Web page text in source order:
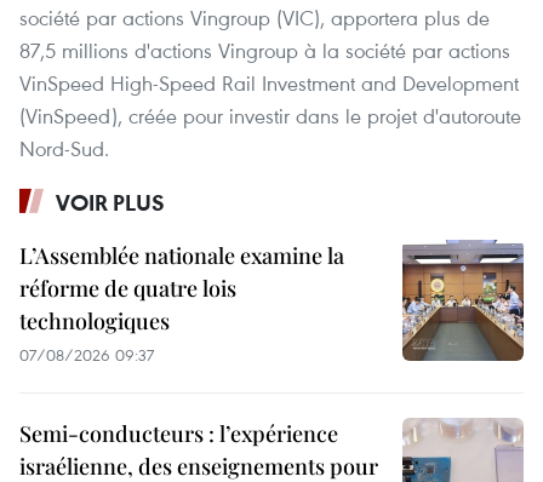
société par actions Vingroup (VIC), apportera plus de
87,5 millions d'actions Vingroup à la société par actions
VinSpeed High-Speed Rail Investment and Development
(VinSpeed), créée pour investir dans le projet d'autoroute
Nord-Sud.
VOIR PLUS
L’Assemblée nationale examine la
réforme de quatre lois
technologiques
07/08/2026 09:37
Semi-conducteurs : l’expérience
israélienne, des enseignements pour